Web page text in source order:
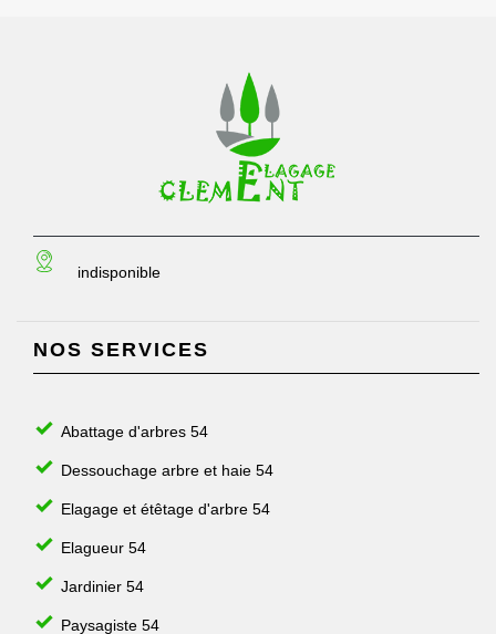
indisponible
NOS SERVICES
Abattage d'arbres 54
Dessouchage arbre et haie 54
Elagage et étêtage d'arbre 54
Elagueur 54
Jardinier 54
Paysagiste 54